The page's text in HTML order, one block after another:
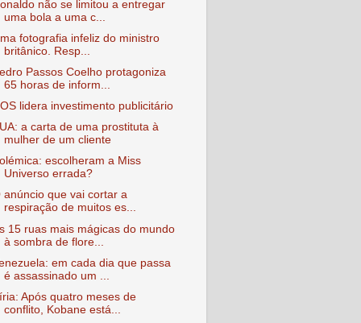
não se limitou a entregar
uma bola a uma c...
fotografia infeliz do ministro
britânico. Resp...
Passos Coelho protagoniza
65 horas de inform...
lidera investimento publicitário
a carta de uma prostituta à
mulher de um cliente
escolheram a Miss
Universo errada?
anúncio que vai cortar a
respiração de muitos es...
15 ruas mais mágicas do mundo
à sombra de flore...
em cada dia que passa
é assassinado um ...
Após quatro meses de
conflito, Kobane está...